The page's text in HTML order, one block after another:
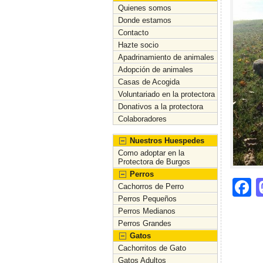
Quienes somos
Donde estamos
Contacto
Hazte socio
Apadrinamiento de animales
Adopción de animales
Casas de Acogida
Voluntariado en la protectora
Donativos a la protectora
Colaboradores
Nuestros Huespedes
Como adoptar en la
Protectora de Burgos
Perros
Cachorros de Perro
Perros Pequeños
Perros Medianos
Perros Grandes
Gatos
Cachorritos de Gato
Gatos Adultos
F